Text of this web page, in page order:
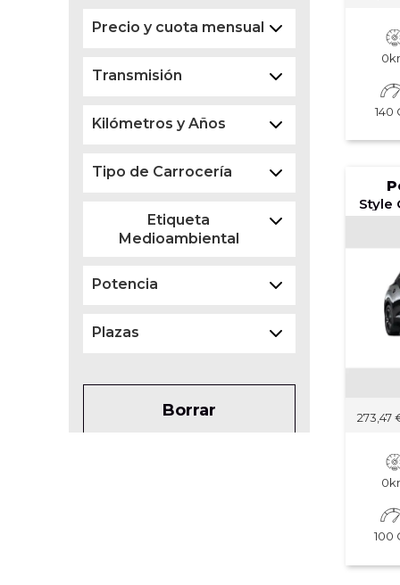
Precio y cuota mensual
Transmisión
Kilómetros y Años
Tipo de Carrocería
Etiqueta
Medioambiental
Potencia
Plazas
Borrar
140
273,47
100